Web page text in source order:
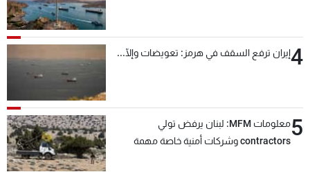
4إيران ترفع السقف في هرمز: تعويضات وإلّا...
5
معلومات MFM: لبنان يرفض تولي
contractors وشركات أمنية خاصة مهمة